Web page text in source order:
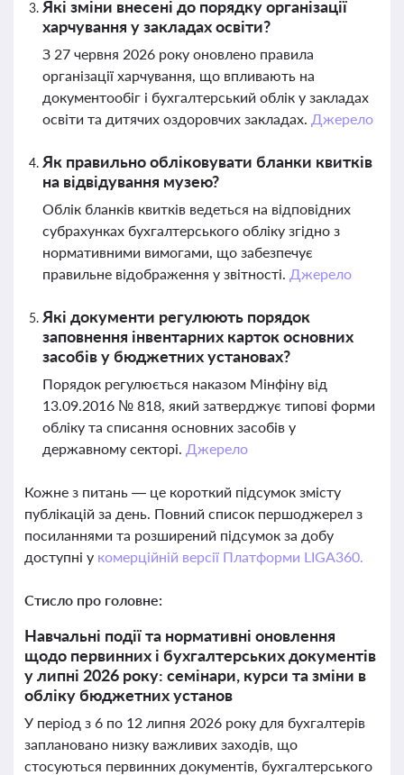
Які зміни внесені до порядку організації
харчування у закладах освіти?
З 27 червня 2026 року оновлено правила
організації харчування, що впливають на
документообіг і бухгалтерський облік у закладах
освіти та дитячих оздоровчих закладах. Джерело
Як правильно обліковувати бланки квитків
на відвідування музею?
Облік бланків квитків ведеться на відповідних
субрахунках бухгалтерського обліку згідно з
нормативними вимогами, що забезпечує
правильне відображення у звітності. Джерело
Які документи регулюють порядок
заповнення інвентарних карток основних
засобів у бюджетних установах?
Порядок регулюється наказом Мінфіну від
13.09.2016 № 818, який затверджує типові форми
обліку та списання основних засобів у
державному секторі. Джерело
Кожне з питань — це короткий підсумок змісту
публікацій за день. Повний список першоджерел з
посиланнями та розширений підсумок за добу
доступні у комерційній версії Платформи LIGA360.
Стисло про головне:
Навчальні події та нормативні оновлення
щодо первинних і бухгалтерських документів
у липні 2026 року: семінари, курси та зміни в
обліку бюджетних установ
У період з 6 по 12 липня 2026 року для бухгалтерів
заплановано низку важливих заходів, що
стосуються первинних документів, бухгалтерського